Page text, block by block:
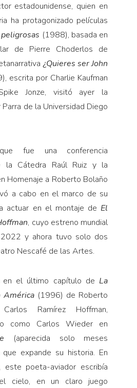
estadounidense, quien en
ha protagonizado películas
(1988), basada en
de Pierre Choderlos de
¿Quieres ser John
escrita por Charlie Kaufman
Jonze, visitó ayer la
de la Universidad Diego
fue una conferencia
la Cátedra Raúl Ruiz y la
Homenaje a Roberto Bolaño
a cabo en el marco de su
actuar en el montaje de El
, cuyo estreno mundial
y ahora tuvo solo dos
Nescafé de las Artes.
el último capítulo de La
América (1996) de Roberto
Ramírez Hoffman,
como Carlos Wieder en
(aparecida solo meses
expande su historia. En
este poeta-aviador escribía
cielo, en un claro juego